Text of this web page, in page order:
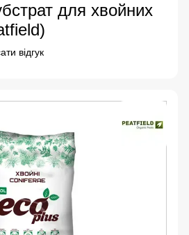
для хвойних
відгук